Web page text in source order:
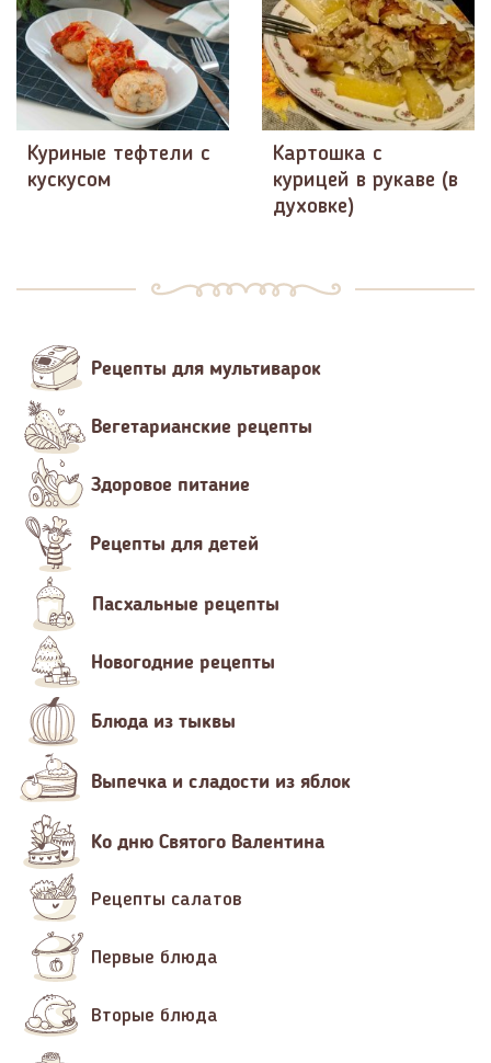
Куриные тефтели с
кускусом
Картошка с
курицей в рукаве (в
духовке)
Рецепты для мультиварок
Вегетарианские рецепты
Здоровое питание
Рецепты для детей
Пасхальные рецепты
Новогодние рецепты
Блюда из тыквы
Выпечка и сладости из яблок
Ко дню Святого Валентина
Рецепты салатов
Первые блюда
Вторые блюда